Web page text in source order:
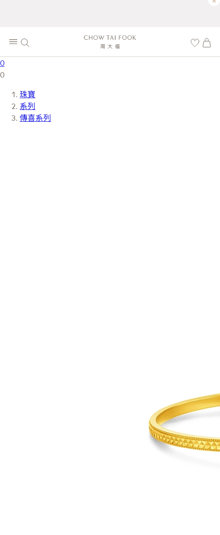
0
0
珠寶
系列
傳喜系列